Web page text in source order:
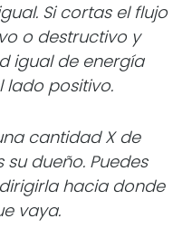
Si cortas el flujo
o destructivo y
igual de energía
lado positivo.
cantidad X de
dueño. Puedes
hacia donde
vaya.